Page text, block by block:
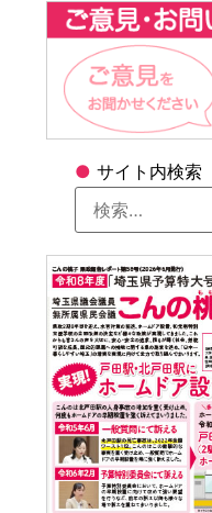
● サイト内検索